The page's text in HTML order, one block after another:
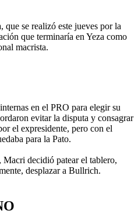
que se realizó este jueves por la
que terminaría en Yeza como
macrista.
en el PRO para elegir su
evitar la disputa y consagrar
el expresidente, pero con el
para la Pato.
Macri decidió patear el tablero,
desplazar a Bullrich.